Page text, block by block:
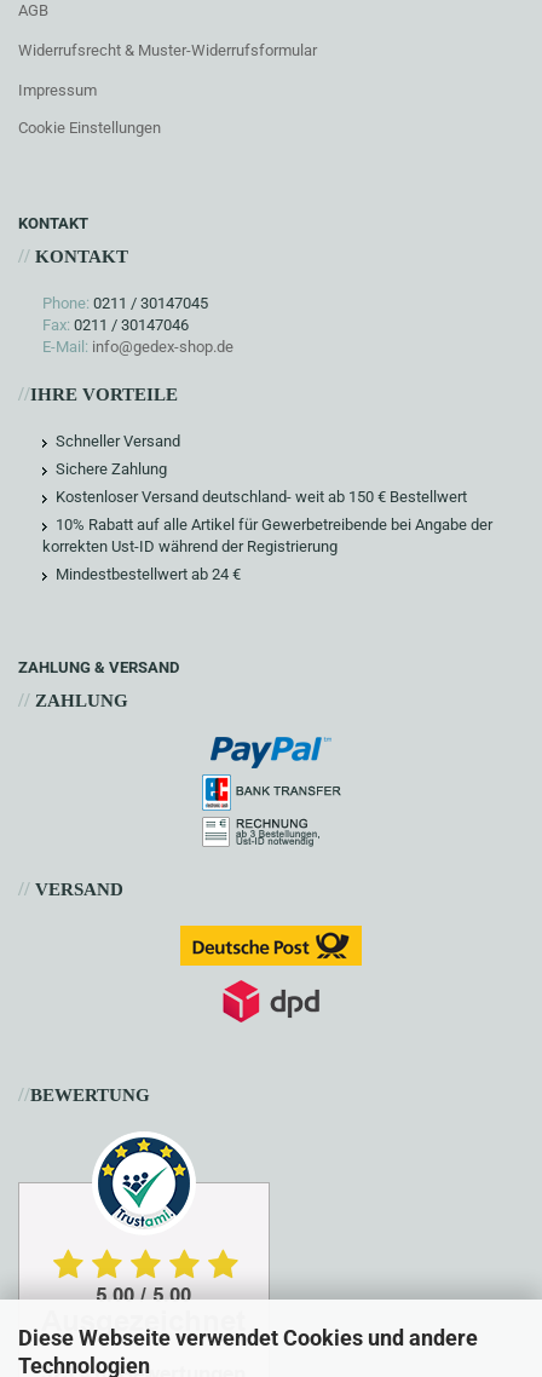
Diese Webseite verwendet Cookies und andere
Technologien
AGB
Widerrufsrecht & Muster-Widerrufsformular
Impressum
Cookie Einstellungen
KONTAKT
// KONTAKT
Phone: 0211 / 30147045
Fax: 0211 / 30147046
E-Mail: info@gedex-shop.de
//IHRE VORTEILE
Schneller Versand
Sichere Zahlung
Kostenloser Versand deutschland- weit ab 150 € Bestellwert
10% Rabatt auf alle Artikel für Gewerbetreibende bei Angabe der
korrekten Ust-ID während der Registrierung
Mindestbestellwert ab 24 €
ZAHLUNG & VERSAND
// ZAHLUNG
// VERSAND
//BEWERTUNG